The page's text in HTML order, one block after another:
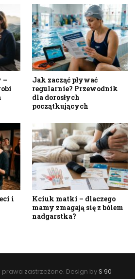
–
Jak zacząć pływać
regularnie? Przewodnik
dla dorosłych
początkujących
i
Kciuk matki – dlaczego
mamy zmagają się z bólem
nadgarstka?
zastrzeżone. Design byS 90